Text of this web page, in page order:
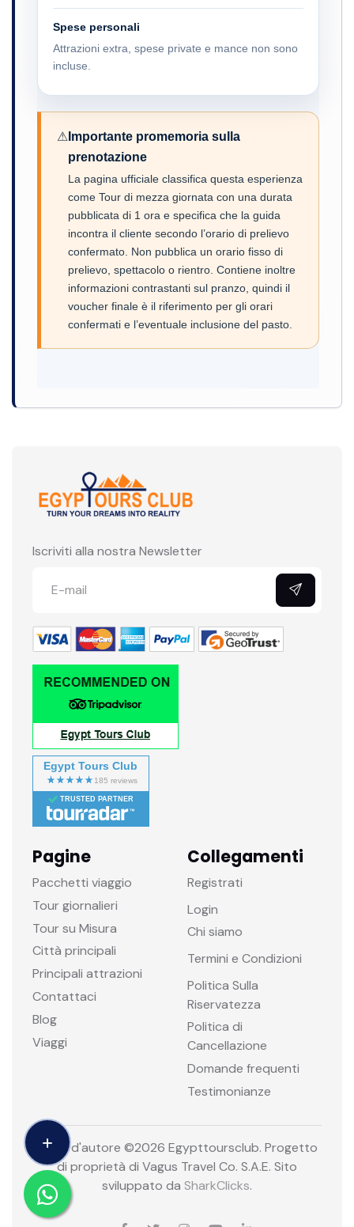
Spese personali
Attrazioni extra, spese private e mance non sono
incluse.
⚠ Importante promemoria sulla
prenotazione
La pagina ufficiale classifica questa esperienza
come Tour di mezza giornata con una durata
pubblicata di 1 ora e specifica che la guida
incontra il cliente secondo l’orario di prelievo
confermato. Non pubblica un orario fisso di
prelievo, spettacolo o rientro. Contiene inoltre
informazioni contrastanti sul pranzo, quindi il
voucher finale è il riferimento per gli orari
confermati e l’eventuale inclusione del pasto.
Iscriviti alla nostra Newsletter
Egypt Tours Club
TRUSTED PARTNER
Pagine
Pacchetti viaggio
Tour giornalieri
Tour su Misura
Città principali
Principali attrazioni
Contattaci
Blog
Viaggi
Collegamenti
Registrati
Login
Chi siamo
Termini e Condizioni
Politica Sulla
Riservatezza
Politica di
Cancellazione
Domande frequenti
Testimonianze
Diritti d'autore ©2026 Egypttoursclub. Progetto
di proprietà di Vagus Travel Co. S.A.E. Sito
sviluppato da SharkClicks.